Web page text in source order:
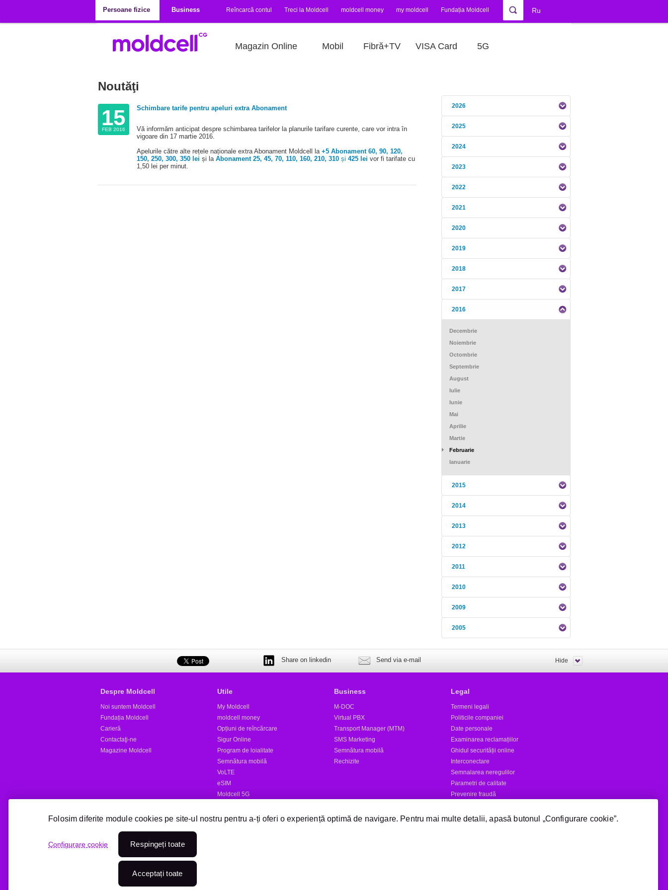
Persoane fizice
Business Reîncarcă contul Treci la Moldcell moldcell money my moldcell Fundația Moldcell Ru
Magazin Online Mobil Fibră+TV VISA Card 5G
Noutăţi
15
FEB 2016
Schimbare tarife pentru apeluri extra Abonament
Vă informăm anticipat despre schimbarea tarifelor la planurile tarifare curente, care vor intra în
vigoare din 17 martie 2016.
Apelurile către alte rețele naționale extra Abonament Moldcell la +5 Abonament 60, 90, 120,
150, 250, 300, 350lei și la Abonament 25, 45, 70, 110, 160, 210, 310 și 425 lei vor fi tarifate cu
1,50 lei per minut.
2026
2025
2024
2023
2022
2021
2020
2019
2018
2017
2016
Decembrie
Noiembrie
Octombrie
Septembrie
August
Iulie
Iunie
Mai
Aprilie
Martie
Februarie
Ianuarie
2015
2014
2013
2012
2011
2010
2009
2005
Share on linkedin Send via e-mail Hide
Despre Moldcell
Noi suntem Moldcell
Fundația Moldcell
Carieră
Contactaţi-ne
Magazine Moldcell
Utile
My Moldcell
moldcell money
Opțiuni de reîncărcare
Sigur Online
Program de loialitate
Semnătura mobilă
VoLTE
eSIM
Moldcell 5G
Business
M-DOC
Virtual PBX
Transport Manager (MTM)
SMS Marketing
Semnătura mobilă
Rechizite
Legal
Termeni legali
Politicile companiei
Date personale
Examinarea reclamațiilor
Ghidul securității online
Interconectare
Semnalarea neregulilor
Parametri de calitate
Prevenire fraudă
Reîncărcare online
Folosim diferite module cookies pe site-ul nostru pentru a-ți oferi o experiență optimă de navigare. Pentru mai multe detalii, apasă butonul „Configurare cookie”.
Configurare cookie Respingeți toate
Acceptați toate